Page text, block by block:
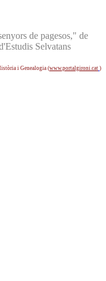
de pagesos," de
Selvatans
i Genealogia (www.portalgironi.cat )